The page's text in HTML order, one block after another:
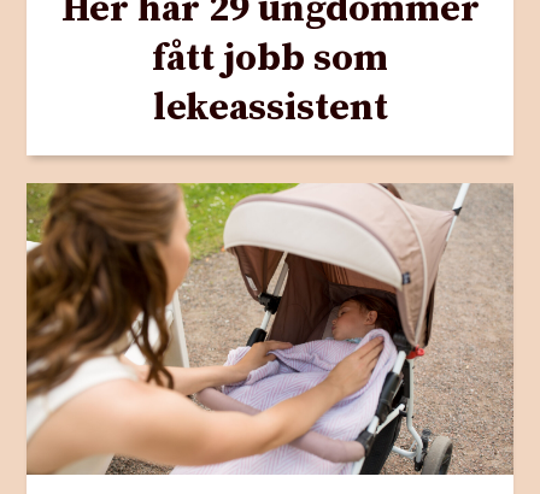
fått jobb som
lekeassistent